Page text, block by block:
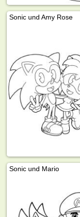
Sonic und Amy Rose
Sonic und Mario